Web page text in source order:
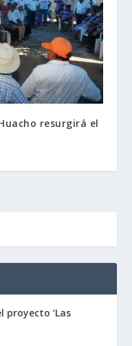
resurgirá el
proyecto ‘Las